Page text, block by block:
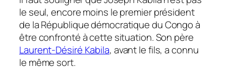
le seul, encore moins le premier président
de la République démocratique du Congo à
être confronté à cette situation. Son père
Laurent-Désiré Kabila, avant le fils, a connu
le même sort.